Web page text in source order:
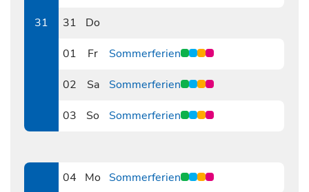
31
31
Do
01
Fr Sommerferien
02
Sa Sommerferien
03
So Sommerferien
04
Mo Sommerferien